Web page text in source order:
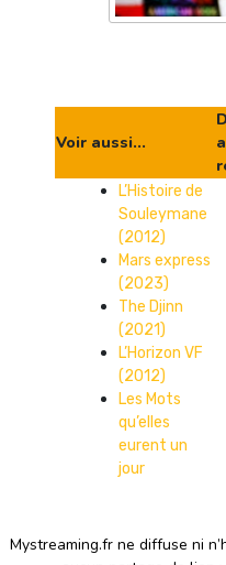
Voir aussi...
L’Histoire de
Souleymane
(2012)
Mars express
(2023)
The Djinn
(2021)
L’Horizon VF
(2012)
Les Mots
qu’elles
eurent un
jour
Mystreaming.fr ne diffuse ni